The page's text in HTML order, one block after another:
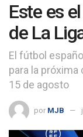
Este es
de La
El fútbol
para la próxima
15 de agosto
por MJB